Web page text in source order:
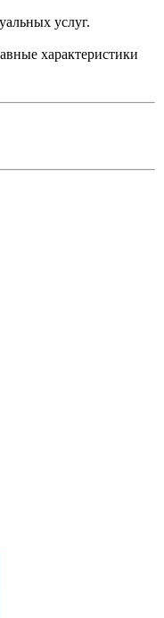
услуг.
характеристики